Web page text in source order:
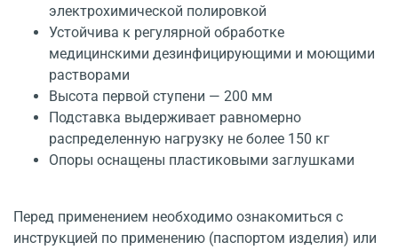
электрохимической полировкой
Устойчива к регулярной обработке
медицинскими дезинфицирующими и моющими
растворами
Высота первой ступени — 200 мм
Подставка выдерживает равномерно
распределенную нагрузку не более 150 кг
Опоры оснащены пластиковыми заглушками
Перед применением необходимо ознакомиться с
инструкцией по применению (паспортом изделия) или